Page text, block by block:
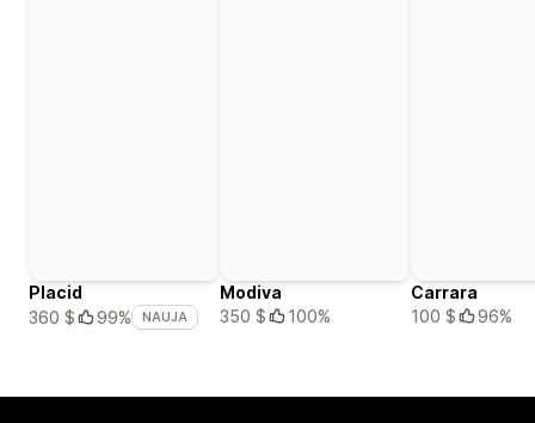
Placid
360 $
99% NAUJA
Modiva
350 $
100%
Carrara
100 $
96%